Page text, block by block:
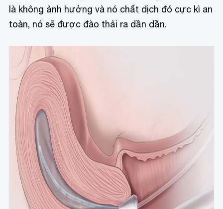
là không ảnh hưởng và nó chất dịch đó cực kì an
toàn, nó sẽ được đào thải ra dần dần.